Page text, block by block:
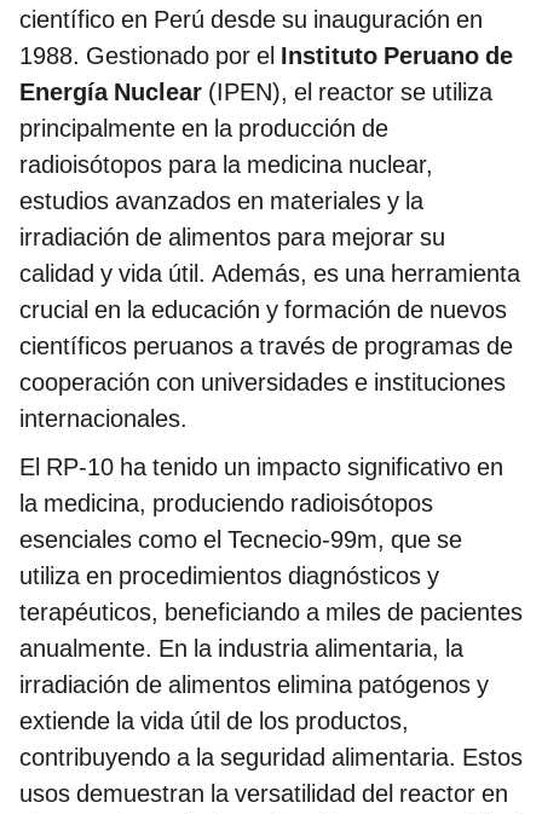
científico en Perú desde su inauguración en
1988. Gestionado por el Instituto Peruano de
Energía Nuclear (IPEN), el reactor se utiliza
principalmente en la producción de
radioisótopos para la medicina nuclear,
estudios avanzados en materiales y la
irradiación de alimentos para mejorar su
calidad y vida útil. Además, es una herramienta
crucial en la educación y formación de nuevos
científicos peruanos a través de programas de
cooperación con universidades e instituciones
internacionales.
El RP-10 ha tenido un impacto significativo en
la medicina, produciendo radioisótopos
esenciales como el Tecnecio-99m, que se
utiliza en procedimientos diagnósticos y
terapéuticos, beneficiando a miles de pacientes
anualmente. En la industria alimentaria, la
irradiación de alimentos elimina patógenos y
extiende la vida útil de los productos,
contribuyendo a la seguridad alimentaria. Estos
usos demuestran la versatilidad del reactor en